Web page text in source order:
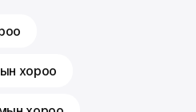
хороо